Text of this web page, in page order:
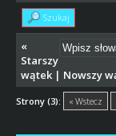
Szukaj
«
Starszy
wątek| Nowszy
Strony (3): « Wstecz